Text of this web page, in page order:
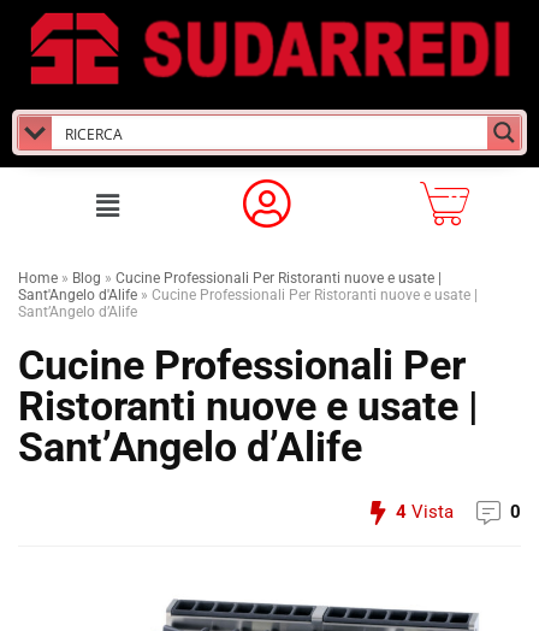
Home » Blog » Cucine Professionali Per Ristoranti nuove e usate |
Sant'Angelo d'Alife » Cucine Professionali Per Ristoranti nuove e usate |
Sant’Angelo d’Alife
Cucine Professionali Per
Ristoranti nuove e usate |
Sant’Angelo d’Alife
4 Vista 0